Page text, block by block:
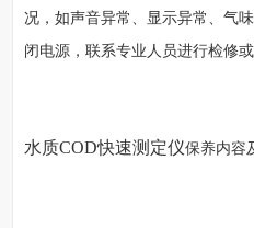
况，如声音异常、显示异常、气
闭电源，联系专业人员进行检修或
水质COD快速测定仪保养内容